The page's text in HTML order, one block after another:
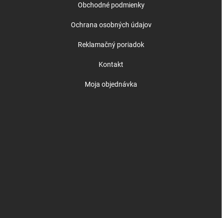
Obchodné podmienky
Ochrana osobných údajov
Reklamačný poriadok
Kontakt
Moja objednávka